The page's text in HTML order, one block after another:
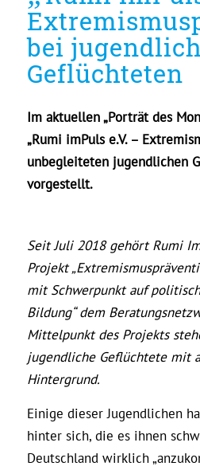
bei
Geflüchteten
Im aktuellen „Porträt des
„Rumi imPuls e.V. –
unbegleiteten jugendlichen
vorgestellt.
Seit Juli 2018 gehört Rumi
Projekt
mit Schwerpunkt auf
Bildung“ dem
Mittelpunkt des Projekts
jugendliche Geflüchtete mit
Hintergrund.
Einige dieser Jugendlichen
hinter sich, die es ihnen
Deutschland wirklich